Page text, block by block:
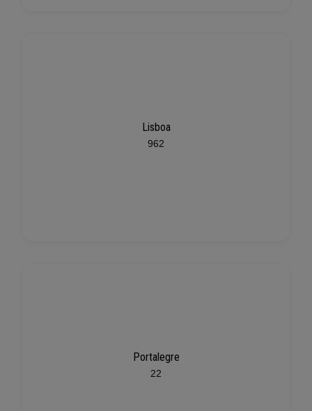
Lisboa
962
Portalegre
22